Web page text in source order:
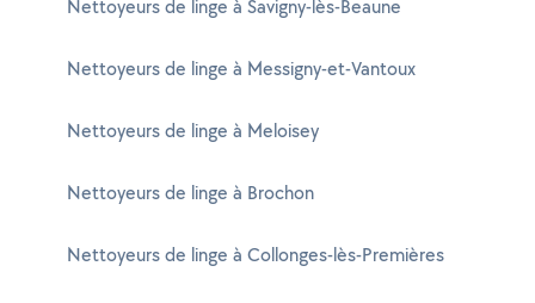
Nettoyeurs de linge à Savigny-lès-Beaune
Nettoyeurs de linge à Messigny-et-Vantoux
Nettoyeurs de linge à Meloisey
Nettoyeurs de linge à Brochon
Nettoyeurs de linge à Collonges-lès-Premières